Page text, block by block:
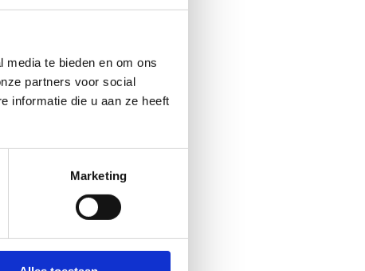
te bieden en om ons
partners voor social
informatie die u aan ze heeft
Marketing